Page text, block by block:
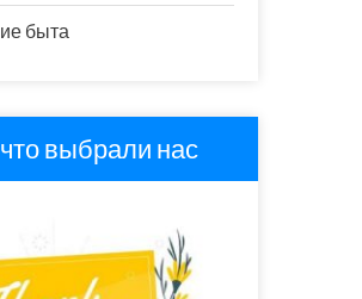
быта
выбрали нас